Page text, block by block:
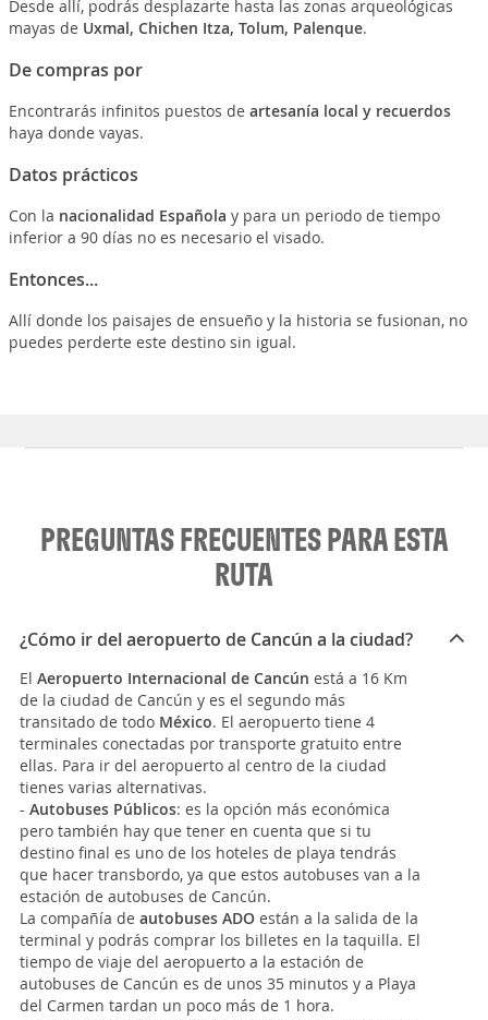
Desde allí, podrás desplazarte hasta las zonas arqueológicas
mayas de Uxmal, Chichen Itza, Tolum, Palenque.
De compras por
Encontrarás infinitos puestos de artesanía local y recuerdos
haya donde vayas.
Datos prácticos
Con la nacionalidad Española y para un periodo de tiempo
inferior a 90 días no es necesario el visado.
Entonces...
Allí donde los paisajes de ensueño y la historia se fusionan, no
puedes perderte este destino sin igual.
PREGUNTAS FRECUENTES PARA ESTA
RUTA
¿Cómo ir del aeropuerto de Cancún a la ciudad?
El Aeropuerto Internacional de Cancún está a 16 Km
de la ciudad de Cancún y es el segundo más
transitado de todo México. El aeropuerto tiene 4
terminales conectadas por transporte gratuito entre
ellas. Para ir del aeropuerto al centro de la ciudad
tienes varias alternativas.
- Autobuses Públicos: es la opción más económica
pero también hay que tener en cuenta que si tu
destino final es uno de los hoteles de playa tendrás
que hacer transbordo, ya que estos autobuses van a la
estación de autobuses de Cancún.
La compañía de autobuses ADO están a la salida de la
terminal y podrás comprar los billetes en la taquilla. El
tiempo de viaje del aeropuerto a la estación de
autobuses de Cancún es de unos 35 minutos y a Playa
del Carmen tardan un poco más de 1 hora.